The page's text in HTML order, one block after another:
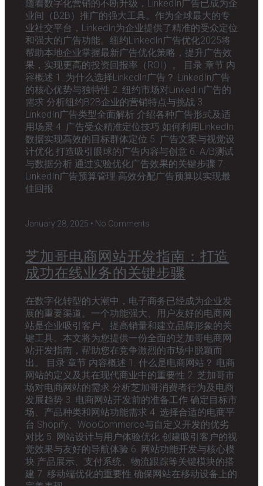
随着数字化营销的不断升级，LinkedIn广告已成为企
业间（B2B）推广的强大工具。作为全球最大的专
业社交平台，LinkedIn为企业提供了精准的受众定位
和强大的广告功能。纽约LinkedIn广告优化2025将
帮助本地企业掌握最新广告优化策略，提升广告效
果，实现更高的投资回报率（ROI）。 目录 章节 内
容概述 1. 为什么选择LinkedIn广告？ LinkedIn广告
的核心优势与独特性 2. 纽约市场对LinkedIn广告的
需求 分析纽约B2B企业的营销特点与挑战 3.
LinkedIn广告类型全面解析 介绍各种广告形式及适
用场景 4. 广告受众精准定位技巧 如何利用LinkedIn
数据实现高效的目标群体定位 5. 广告文案与视觉设
计优化 打造吸引眼球的广告内容与创意 6. A/B测试
与数据分析 通过实验优化广告效果的关键步骤 7.
LinkedIn广告预算管理 高效分配广告预算以实现最
佳回报
January 28, 2025 No Comments
芝加哥电商网站开发指南：打造
成功在线业务的关键步骤
在数字化转型的大潮中，电子商务已经成为企业发
展的重要渠道。一个功能强大、用户友好的电商网
站是企业吸引客户、提高销量和建立品牌形象的关
键工具。本文将为您提供一份全面的芝加哥电商网
站开发指南，帮助您在竞争激烈的市场中脱颖而
出。 目录 章节 内容概述 1. 什么是电商网站？ 电商
网站的定义及其在现代商业中的重要性 2. 芝加哥市
场对电商网站的需求 分析芝加哥消费者行为及电商
发展趋势 3. 电商网站开发前的准备工作 确定目标市
场、产品种类和网站功能需求 4. 选择合适的电商平
台 Shopify、WooCommerce与自定义开发的优劣
对比 5. 网站设计与用户体验优化 创建吸引客户的视
觉效果与友好的导航体验 6. 网站功能开发与核心模
块 产品展示、支付系统、物流跟踪等关键模块的搭
建 7. 移动端优化的重要性 确保网站在移动设备上的